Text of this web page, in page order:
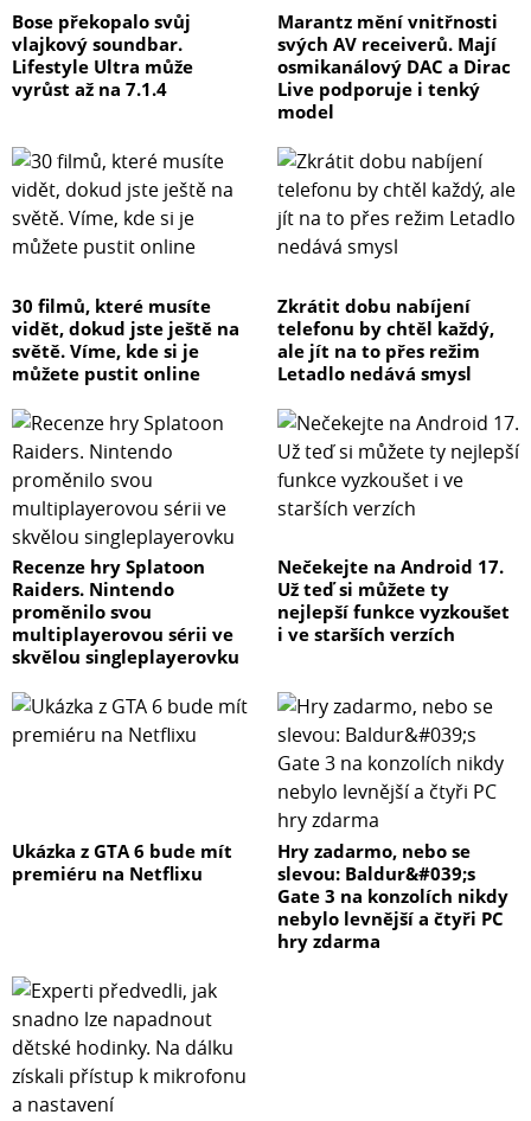
Bose překopalo svůj
vlajkový soundbar.
Lifestyle Ultra může
vyrůst až na 7.1.4
Marantz mění vnitřnosti
svých AV receiverů. Mají
osmikanálový DAC a Dirac
Live podporuje i tenký
model
30 filmů, které musíte
vidět, dokud jste ještě na
světě. Víme, kde si je
můžete pustit online
Zkrátit dobu nabíjení
telefonu by chtěl každý,
ale jít na to přes režim
Letadlo nedává smysl
Recenze hry Splatoon
Raiders. Nintendo
proměnilo svou
multiplayerovou sérii ve
skvělou singleplayerovku
Nečekejte na Android 17.
Už teď si můžete ty
nejlepší funkce vyzkoušet
i ve starších verzích
Ukázka z GTA 6 bude mít
premiéru na Netflixu
Hry zadarmo, nebo se
slevou: Baldur&#039;s
Gate 3 na konzolích nikdy
nebylo levnější a čtyři PC
hry zdarma